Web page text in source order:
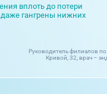
вплоть до потери
даже гангрены нижних
Руководитель филиалов
Кривой, 32, врач –